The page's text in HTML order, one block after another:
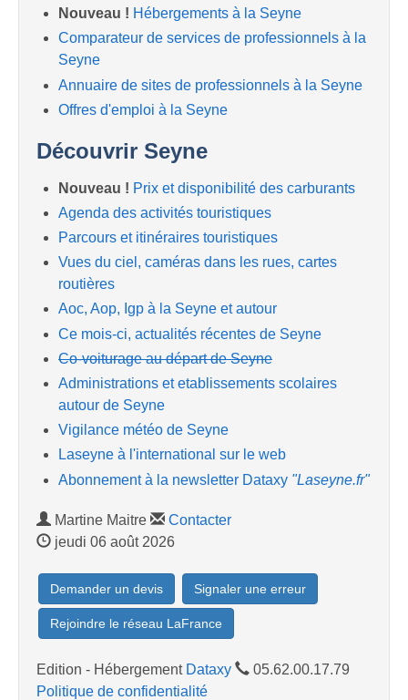
Nouveau ! Hébergements à la Seyne
Comparateur de services de professionnels à la
Seyne
Annuaire de sites de professionnels à la Seyne
Offres d'emploi à la Seyne
Découvrir Seyne
Nouveau ! Prix et disponibilité des carburants
Agenda des activités touristiques
Parcours et itinéraires touristiques
Vues du ciel, caméras dans les rues, cartes
routières
Aoc, Aop, Igp à la Seyne et autour
Ce mois-ci, actualités récentes de Seyne
Co-voiturage au départ de Seyne
Administrations et etablissements scolaires
autour de Seyne
Vigilance météo de Seyne
Laseyne à l'international sur le web
Abonnement à la newsletter Dataxy "Laseyne.fr"
Martine Maitre
Contacter
jeudi 06 août 2026
Demander un devis Signaler une erreur
Rejoindre le réseau LaFrance
Edition - Hébergement Dataxy
05.62.00.17.79
Politique de confidentialité